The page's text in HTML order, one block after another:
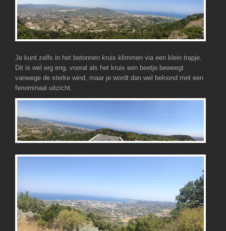
Je kunt zelfs in het betonnen kruis klimmen via een klein trapje.
Dit is wel erg eng, vooral als het kruis een beetje beweegt
vanwege de sterke wind, maar je wordt dan wel beloond met een
fenominaal uitzicht.